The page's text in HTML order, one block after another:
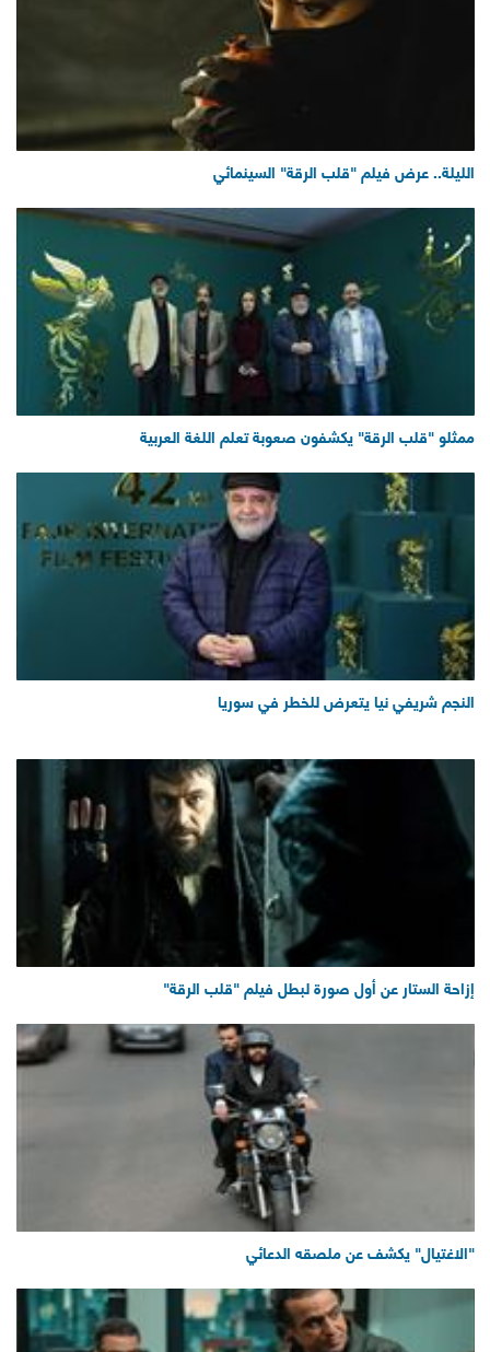
النجم شريفي نيا يتعرض للخطر في سوريا
ممثلو "قلب الرقة" يكشفون صعوبة تعلم اللغة العربية
الليلة.. عرض فيلم "قلب الرقة" السينمائي
"الاغتيال" يكشف عن ملصقه الدعائي
إزاحة الستار عن أول صورة لبطل فيلم "قلب الرقة"